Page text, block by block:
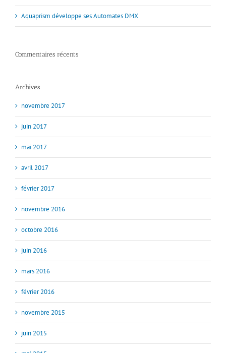
Aquaprism développe ses Automates DMX
Commentaires récents
Archives
novembre 2017
juin 2017
mai 2017
avril 2017
février 2017
novembre 2016
octobre 2016
juin 2016
mars 2016
février 2016
novembre 2015
juin 2015